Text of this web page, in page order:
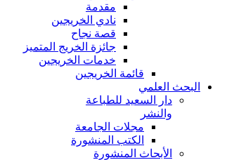
مقدمة
نادي الخريجين
قصة نجاح
جائزة الخريج المتميز
خدمات الخريجين
قائمة الخريجين
البحث العلمي
دار السعيد للطباعة
والنشر
مجلات الجامعة
الكتب المنشورة
الأبحاث المنشورة